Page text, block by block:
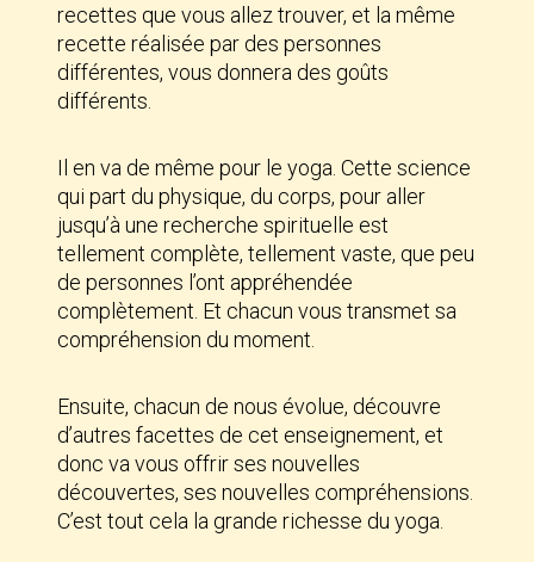
recettes que vous allez trouver, et la même
recette réalisée par des personnes
différentes, vous donnera des goûts
différents.
Il en va de même pour le yoga. Cette science
qui part du physique, du corps, pour aller
jusqu’à une recherche spirituelle est
tellement complète, tellement vaste, que peu
de personnes l’ont appréhendée
complètement. Et chacun vous transmet sa
compréhension du moment.
Ensuite, chacun de nous évolue, découvre
d’autres facettes de cet enseignement, et
donc va vous offrir ses nouvelles
découvertes, ses nouvelles compréhensions.
C’est tout cela la grande richesse du yoga.